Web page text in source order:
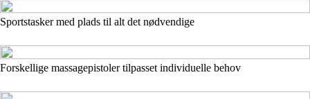
Sportstasker med plads til alt det nødvendige
Forskellige massagepistoler tilpasset individuelle behov